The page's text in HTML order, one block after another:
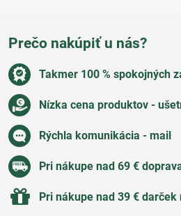
Prečo nakúpiť u nás?
Takmer 100 % spokojných
Nízka cena produktov -
Rýchla komunikácia - mail
Pri nákupe nad 69 €
Pri nákupe nad 39 € darček